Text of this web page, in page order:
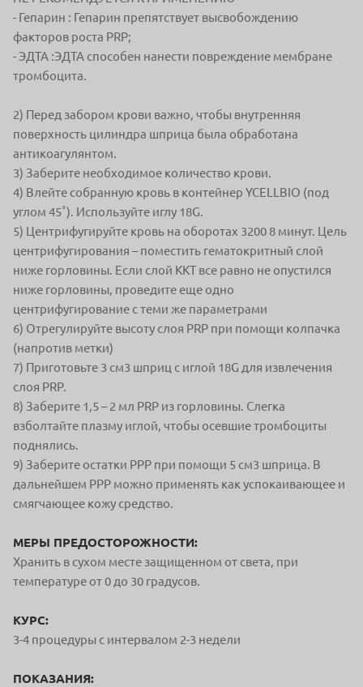
- Гепарин : Гепарин препятствует высвобождению
факторов роста PRP;
- ЭДТА :ЭДТА способен нанести повреждение мембране
тромбоцита.
2) Перед забором крови важно, чтобы внутренняя
поверхность цилиндра шприца была обработана
антикоагулянтом.
3) Заберите необходимое количество крови.
4) Влейте собранную кровь в контейнер YCELLBIO (под
углом 45˚). Используйте иглу 18G.
5) Центрифугируйте кровь на оборотах 3200 8 минут. Цель
центрифугирования – поместить гематокритный слой
ниже горловины. Если слой ККТ все равно не опустился
ниже горловины, проведите еще одно
центрифугирование с теми же параметрами
6) Отрегулируйте высоту слоя PRP при помощи колпачка
(напротив метки)
7) Приготовьте 3 см3 шприц с иглой 18G для извлечения
слоя PRP.
8) Заберите 1,5 – 2 мл PRP из горловины. Слегка
взболтайте плазму иглой, чтобы осевшие тромбоциты
поднялись.
9) Заберите остатки PPP при помощи 5 см3 шприца. В
дальнейшем PPP можно применять как успокаивающее и
смягчающее кожу средство.
МЕРЫ ПРЕДОСТОРОЖНОСТИ:
Хранить в сухом месте защищенном от света, при
температуре от 0 до 30 градусов.
КУРС:
3-4 процедуры с интервалом 2-3 недели
ПОКАЗАНИЯ: